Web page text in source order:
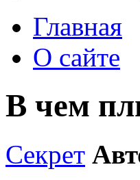
Главная
О сайте
В чем
Секрет